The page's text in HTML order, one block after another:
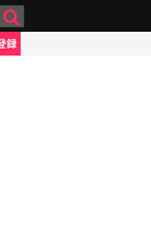
録